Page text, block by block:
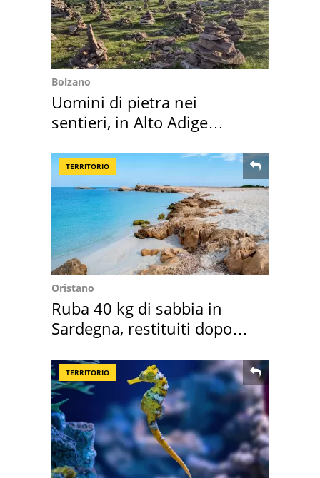
Bolzano
Uomini di pietra nei
sentieri, in Alto Adige
TERRITORIO
Oristano
Ruba 40 kg di sabbia in
Sardegna, restituiti dopo
TERRITORIO